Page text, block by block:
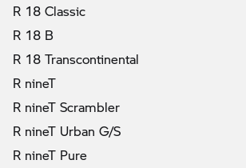
R 18 Classic
R 18 B
R 18 Transcontinental
R nineT
R nineT Scrambler
R nineT Urban G/S
R nineT Pure